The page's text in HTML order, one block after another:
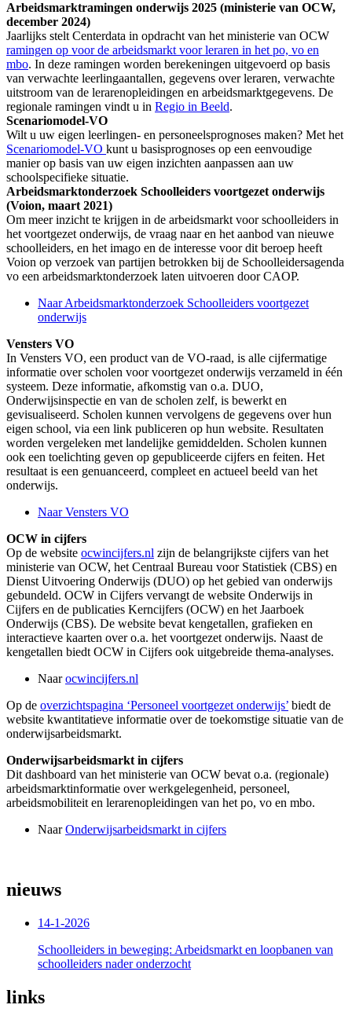
Arbeidsmarktramingen onderwijs 2025 (ministerie van OCW,
december 2024)
Jaarlijks stelt Centerdata in opdracht van het ministerie van OCW
ramingen op voor de arbeidsmarkt voor leraren in het po, vo en
mbo. In deze ramingen worden berekeningen uitgevoerd op basis
van verwachte leerlingaantallen, gegevens over leraren, verwachte
uitstroom van de lerarenopleidingen en arbeidsmarktgegevens. De
regionale ramingen vindt u in Regio in Beeld.
Scenariomodel-VO
Wilt u uw eigen leerlingen- en personeelsprognoses maken? Met het
Scenariomodel-VO kunt u basisprognoses op een eenvoudige
manier op basis van uw eigen inzichten aanpassen aan uw
schoolspecifieke situatie.
Arbeidsmarktonderzoek Schoolleiders voortgezet onderwijs
(Voion, maart 2021)
Om meer inzicht te krijgen in de arbeidsmarkt voor schoolleiders in
het voortgezet onderwijs, de vraag naar en het aanbod van nieuwe
schoolleiders, en het imago en de interesse voor dit beroep heeft
Voion op verzoek van partijen betrokken bij de Schoolleidersagenda
vo een arbeidsmarktonderzoek laten uitvoeren door CAOP.
Naar Arbeidsmarktonderzoek Schoolleiders voortgezet
onderwijs
Vensters VO
In Vensters VO, een product van de VO-raad, is alle cijfermatige
informatie over scholen voor voortgezet onderwijs verzameld in één
systeem. Deze informatie, afkomstig van o.a. DUO,
Onderwijsinspectie en van de scholen zelf, is bewerkt en
gevisualiseerd. Scholen kunnen vervolgens de gegevens over hun
eigen school, via een link publiceren op hun website. Resultaten
worden vergeleken met landelijke gemiddelden. Scholen kunnen
ook een toelichting geven op gepubliceerde cijfers en feiten. Het
resultaat is een genuanceerd, compleet en actueel beeld van het
onderwijs.
Naar Vensters VO
OCW in cijfers
Op de website ocwincijfers.nl zijn de belangrijkste cijfers van het
ministerie van OCW, het Centraal Bureau voor Statistiek (CBS) en
Dienst Uitvoering Onderwijs (DUO) op het gebied van onderwijs
gebundeld. OCW in Cijfers vervangt de website Onderwijs in
Cijfers en de publicaties Kerncijfers (OCW) en het Jaarboek
Onderwijs (CBS). De website bevat kengetallen, grafieken en
interactieve kaarten over o.a. het voortgezet onderwijs. Naast de
kengetallen biedt OCW in Cijfers ook uitgebreide thema-analyses.
Naarocwincijfers.nl
Op de overzichtspagina ‘Personeel voortgezet onderwijs’ biedt de
website kwantitatieve informatie over de toekomstige situatie van de
onderwijsarbeidsmarkt.
Onderwijsarbeidsmarkt in cijfers
Dit dashboard van het ministerie van OCW bevat o.a. (regionale)
arbeidsmarktinformatie over werkgelegenheid, personeel,
arbeidsmobiliteit en lerarenopleidingen van het po, vo en mbo.
NaarOnderwijsarbeidsmarkt in cijfers
nieuws
14-1-2026
Schoolleiders in beweging: Arbeidsmarkt en loopbanen van
schoolleiders nader onderzocht
links